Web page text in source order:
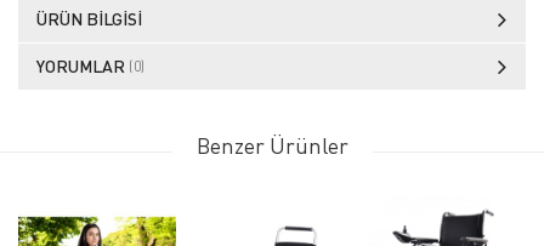
ÜRÜN BILGISI
YORUMLAR (0)
Benzer Ürünler